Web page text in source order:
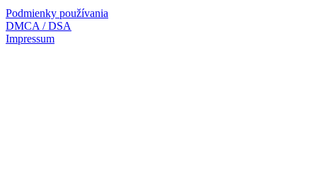
Podmienky používania
DMCA / DSA
Impressum